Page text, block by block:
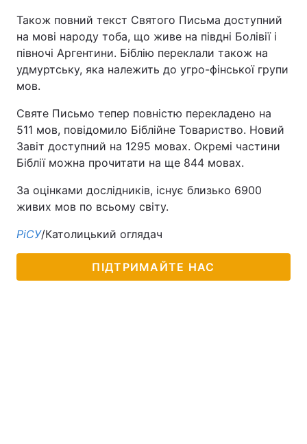
Також повний текст Святого Письма доступний
на мові народу тоба, що живе на півдні Болівії і
півночі Аргентини. Біблію переклали також на
удмуртську, яка належить до угро-фінської групи
мов.
Святе Письмо тепер повністю перекладено на
511 мов, повідомило Біблійне Товариство. Новий
Завіт доступний на 1295 мовах. Окремі частини
Біблії можна прочитати на ще 844 мовах.
За оцінками дослідників, існує близько 6900
живих мов по всьому світу.
РіСУ/Католицький оглядач
ПІДТРИМАЙТЕ НАС